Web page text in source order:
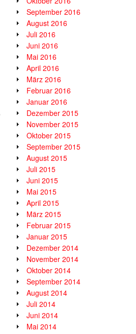
September 2016
August 2016
Juli 2016
Juni 2016
Mai 2016
April 2016
März 2016
Februar 2016
Januar 2016
Dezember 2015
November 2015
Oktober 2015
September 2015
August 2015
Juli 2015
Juni 2015
Mai 2015
April 2015
März 2015
Februar 2015
Januar 2015
Dezember 2014
November 2014
Oktober 2014
September 2014
August 2014
Juli 2014
Juni 2014
Mai 2014